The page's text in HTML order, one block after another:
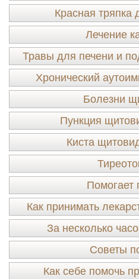
Красная тряпка
Лечение
Травы для печени и
Хронический
Болезни
Пункция
Киста
Помогает
Как принимать
За несколько
Советы
Как себе помочь